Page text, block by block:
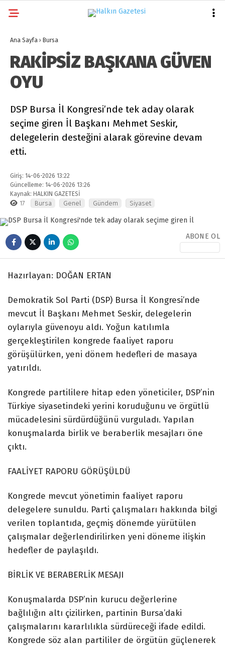
Facebook
Instagram
Youtube
GALERİ
GÜNDEM
SIYASET
DÜNYA
MAGAZIN
SAĞLIK
TEKNOLOJI
BURSA
Ana Sayfa › Bursa
RAKİPSİZ BAŞKANA GÜVEN
OYU
DSP Bursa İl Kongresi’nde tek aday olarak
seçime giren İl Başkanı Mehmet Seskir,
delegelerin desteğini alarak görevine devam
etti.
Giriş: 14-06-2026 13:22
Güncelleme: 14-06-2026 13:26
Kaynak: HALKIN GAZETESİ
17 Bursa Genel Gündem Siyaset
ABONE OL
Hazırlayan: DOĞAN ERTAN
Demokratik Sol Parti (DSP) Bursa İl Kongresi’nde
mevcut İl Başkanı Mehmet Seskir, delegelerin
oylarıyla güvenoyu aldı. Yoğun katılımla
gerçekleştirilen kongrede faaliyet raporu
görüşülürken, yeni dönem hedefleri de masaya
yatırıldı.
Kongrede partililere hitap eden yöneticiler, DSP’nin
Türkiye siyasetindeki yerini koruduğunu ve örgütlü
mücadelesini sürdürdüğünü vurguladı. Yapılan
konuşmalarda birlik ve beraberlik mesajları öne
çıktı.
FAALİYET RAPORU GÖRÜŞÜLDÜ
Kongrede mevcut yönetimin faaliyet raporu
delegelere sunuldu. Parti çalışmaları hakkında bilgi
verilen toplantıda, geçmiş dönemde yürütülen
çalışmalar değerlendirilirken yeni döneme ilişkin
hedefler de paylaşıldı.
BİRLİK VE BERABERLİK MESAJI
Konuşmalarda DSP’nin kurucu değerlerine
bağlılığın altı çizilirken, partinin Bursa’daki
çalışmalarını kararlılıkla sürdüreceği ifade edildi.
Kongrede söz alan partililer de örgütün güçlenerek